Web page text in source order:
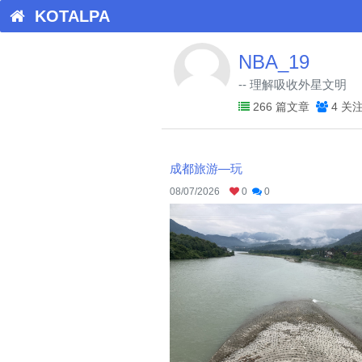
KOTALPA
NBA_19
-- 理解吸收外星文明
266 篇文章 4 关
成都旅游—玩
08/07/2026 0 0